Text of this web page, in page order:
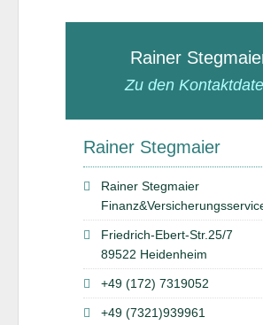
Rainer
Zu den
Rainer Stegmaier
Rainer Stegmaier
Friedrich-Ebert-Str.25/7
89522 Heidenheim
+49 (172) 7319052
+49 (7321)939961